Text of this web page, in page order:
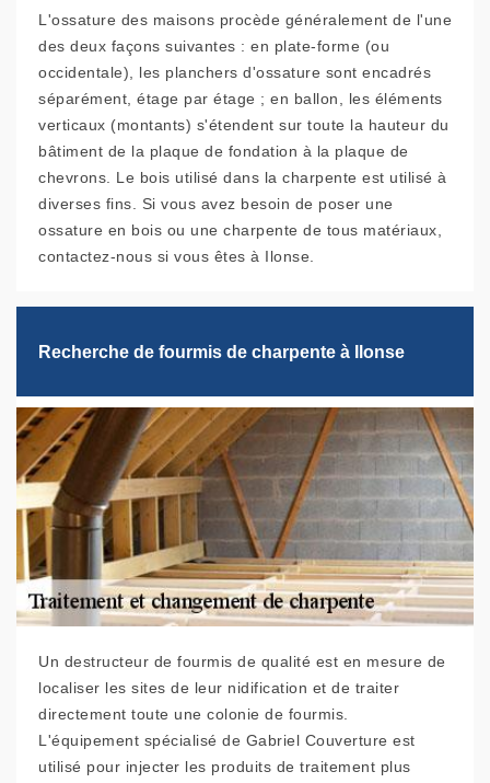
L'ossature des maisons procède généralement de l'une
des deux façons suivantes : en plate-forme (ou
occidentale), les planchers d'ossature sont encadrés
séparément, étage par étage ; en ballon, les éléments
verticaux (montants) s'étendent sur toute la hauteur du
bâtiment de la plaque de fondation à la plaque de
chevrons. Le bois utilisé dans la charpente est utilisé à
diverses fins. Si vous avez besoin de poser une
ossature en bois ou une charpente de tous matériaux,
contactez-nous si vous êtes à Ilonse.
Recherche de fourmis de charpente à Ilonse
Un destructeur de fourmis de qualité est en mesure de
localiser les sites de leur nidification et de traiter
directement toute une colonie de fourmis.
L'équipement spécialisé de Gabriel Couverture est
utilisé pour injecter les produits de traitement plus